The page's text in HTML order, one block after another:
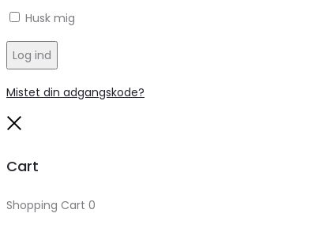
Husk mig
Log ind
Mistet din adgangskode?
Cart
Shopping Cart 0